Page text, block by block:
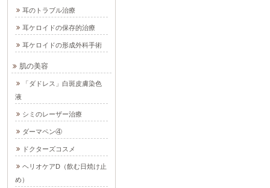
耳のトラブル治療
耳ケロイドの保存的治療
耳ケロイドの形成外科手術
肌の美容
「ダドレス」白斑皮膚染色
液
シミのレーザー治療
ダーマペン④
ドクターズコスメ
ヘリオケアD（飲む日焼け止
め）